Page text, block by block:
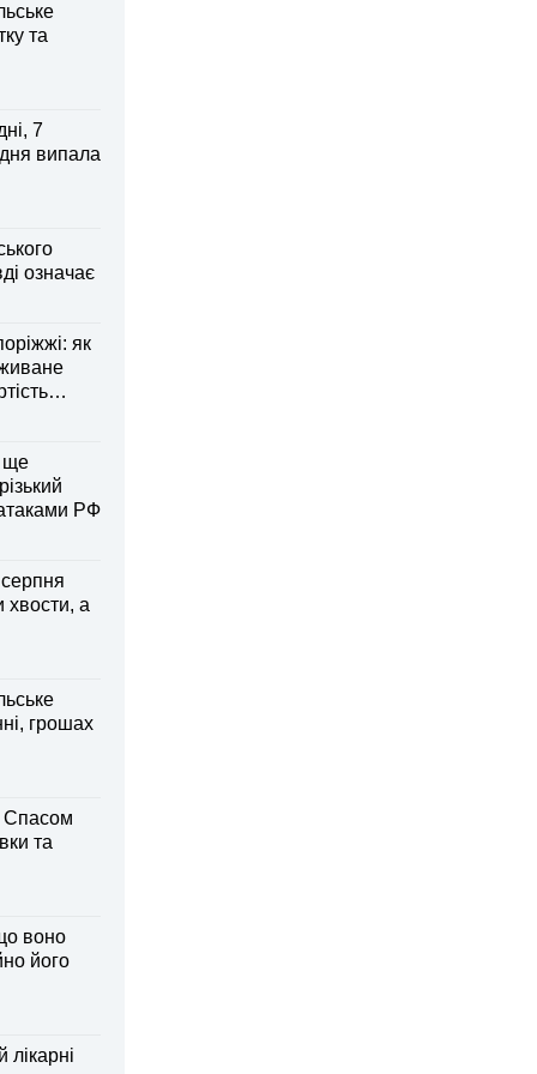
та
7
випала
означає
як
ще
РФ
хвости, а
грошах
Спасом
та
воно
його